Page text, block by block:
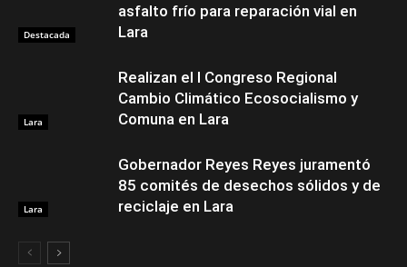
Destacada
asfalto frío para reparación vial en
Lara
Lara
Realizan el I Congreso Regional
Cambio Climático Ecosocialismo y
Comuna en Lara
Lara
Gobernador Reyes Reyes juramentó
85 comités de desechos sólidos y de
reciclaje en Lara